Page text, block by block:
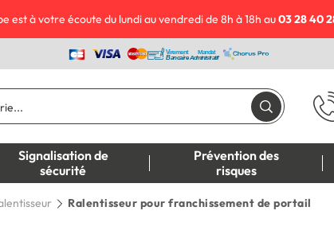
est à votre écoute du lundi au vendredi de 8h à 18h au03 28 40
Signalisation de
sécurité
Prévention des
risques
Ralentisseur pour franchissement de portail